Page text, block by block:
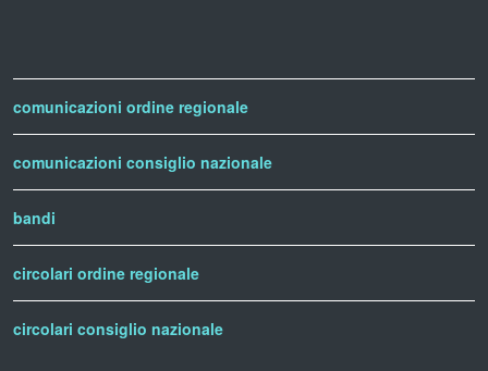
comunicazioni ordine regionale
comunicazioni consiglio nazionale
bandi
circolari ordine regionale
circolari consiglio nazionale